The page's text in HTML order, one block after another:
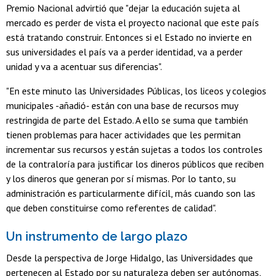
Premio Nacional advirtió que "dejar la educación sujeta al
mercado es perder de vista el proyecto nacional que este país
está tratando construir. Entonces si el Estado no invierte en
sus universidades el país va a perder identidad, va a perder
unidad y va a acentuar sus diferencias".
"En este minuto las Universidades Públicas, los liceos y colegios
municipales -añadió- están con una base de recursos muy
restringida de parte del Estado. A ello se suma que también
tienen problemas para hacer actividades que les permitan
incrementar sus recursos y están sujetas a todos los controles
de la contraloría para justificar los dineros públicos que reciben
y los dineros que generan por sí mismas. Por lo tanto, su
administración es particularmente difícil, más cuando son las
que deben constituirse como referentes de calidad".
Un instrumento de largo plazo
Desde la perspectiva de Jorge Hidalgo, las Universidades que
pertenecen al Estado por su naturaleza deben ser autónomas,